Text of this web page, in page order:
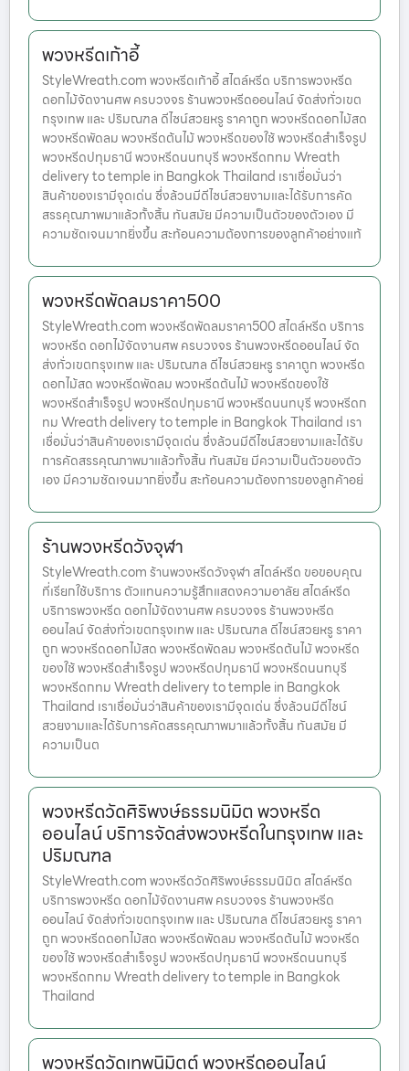
พวงหรีดเก้าอี้
StyleWreath.com พวงหรีดเก้าอี้ สไตล์หรีด บริการพวงหรีด
ดอกไม้จัดงานศพ ครบวงจร ร้านพวงหรีดออนไลน์ จัดส่งทั่วเขต
กรุงเทพ และ ปริมณฑล ดีไซน์สวยหรู ราคาถูก พวงหรีดดอกไม้สด
พวงหรีดพัดลม พวงหรีดต้นไม้ พวงหรีดของใช้ พวงหรีดสำเร็จรูป
พวงหรีดปทุมธานี พวงหรีดนนทบุรี พวงหรีดกทม Wreath
delivery to temple in Bangkok Thailand เราเชื่อมั่นว่า
สินค้าของเรามีจุดเด่น ซึ่งล้วนมีดีไซน์สวยงามและได้รับการคัด
สรรคุณภาพมาแล้วทั้งสิ้น ทันสมัย มีความเป็นตัวของตัวเอง มี
ความชัดเจนมากยิ่งขึ้น สะท้อนความต้องการของลูกค้าอย่างแท้
พวงหรีดพัดลมราคา500
StyleWreath.com พวงหรีดพัดลมราคา500 สไตล์หรีด บริการ
พวงหรีด ดอกไม้จัดงานศพ ครบวงจร ร้านพวงหรีดออนไลน์ จัด
ส่งทั่วเขตกรุงเทพ และ ปริมณฑล ดีไซน์สวยหรู ราคาถูก พวงหรีด
ดอกไม้สด พวงหรีดพัดลม พวงหรีดต้นไม้ พวงหรีดของใช้
พวงหรีดสำเร็จรูป พวงหรีดปทุมธานี พวงหรีดนนทบุรี พวงหรีดก
ทม Wreath delivery to temple in Bangkok Thailand เรา
เชื่อมั่นว่าสินค้าของเรามีจุดเด่น ซึ่งล้วนมีดีไซน์สวยงามและได้รับ
การคัดสรรคุณภาพมาแล้วทั้งสิ้น ทันสมัย มีความเป็นตัวของตัว
เอง มีความชัดเจนมากยิ่งขึ้น สะท้อนความต้องการของลูกค้าอย่
ร้านพวงหรีดวังจุฬา
StyleWreath.com ร้านพวงหรีดวังจุฬา สไตล์หรีด ขอขอบคุณ
ที่เรียกใช้บริการ ตัวแทนความรู้สึกแสดงความอาลัย สไตล์หรีด
บริการพวงหรีด ดอกไม้จัดงานศพ ครบวงจร ร้านพวงหรีด
ออนไลน์ จัดส่งทั่วเขตกรุงเทพ และ ปริมณฑล ดีไซน์สวยหรู ราคา
ถูก พวงหรีดดอกไม้สด พวงหรีดพัดลม พวงหรีดต้นไม้ พวงหรีด
ของใช้ พวงหรีดสำเร็จรูป พวงหรีดปทุมธานี พวงหรีดนนทบุรี
พวงหรีดกทม Wreath delivery to temple in Bangkok
Thailand เราเชื่อมั่นว่าสินค้าของเรามีจุดเด่น ซึ่งล้วนมีดีไซน์
สวยงามและได้รับการคัดสรรคุณภาพมาแล้วทั้งสิ้น ทันสมัย มี
ความเป็นต
พวงหรีดวัดศิริพงษ์ธรรมนิมิต พวงหรีด
ออนไลน์ บริการจัดส่งพวงหรีดในกรุงเทพ และ
ปริมณฑล
StyleWreath.com พวงหรีดวัดศิริพงษ์ธรรมนิมิต สไตล์หรีด
บริการพวงหรีด ดอกไม้จัดงานศพ ครบวงจร ร้านพวงหรีด
ออนไลน์ จัดส่งทั่วเขตกรุงเทพ และ ปริมณฑล ดีไซน์สวยหรู ราคา
ถูก พวงหรีดดอกไม้สด พวงหรีดพัดลม พวงหรีดต้นไม้ พวงหรีด
ของใช้ พวงหรีดสำเร็จรูป พวงหรีดปทุมธานี พวงหรีดนนทบุรี
พวงหรีดกทม Wreath delivery to temple in Bangkok
Thailand
พวงหรีดวัดเทพนิมิตต์ พวงหรีดออนไลน์